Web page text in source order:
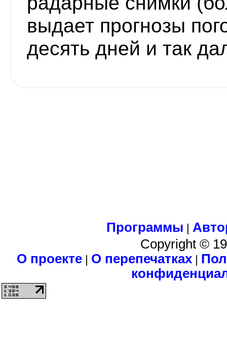
выдает прогнозы
десять дней и так
Программы |
Copyright ©
О проекте| О перепечатках|